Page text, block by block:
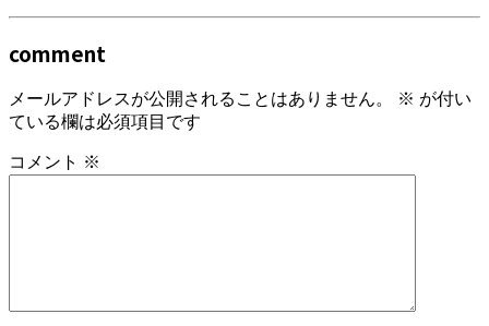
comment
メールアドレスが公開されることはありません。 ※ が付い
ている欄は必須項目です
コメント ※